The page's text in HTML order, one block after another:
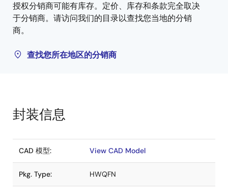
授权分销商可能有库存。定价、库存和条款完全取决
于分销商。请访问我们的目录以查找您当地的分销
商。
查找您所在地区的分销商
封装信息
CAD 模型: View CAD Model
Pkg. Type: HWQFN